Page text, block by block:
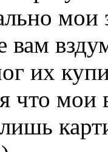
вам
их
что